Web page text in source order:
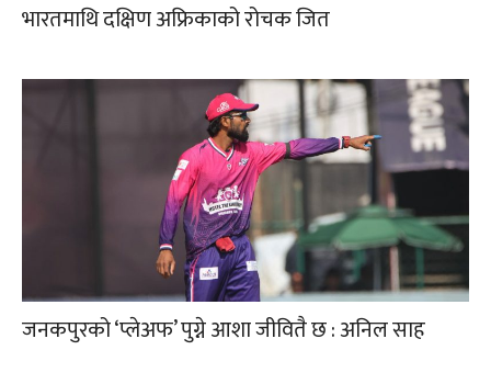
भारतमाथि दक्षिण अफ्रिकाको रोचक जित
जनकपुरको ‘प्लेअफ’ पुग्ने आशा जीवितै छ : अनिल साह